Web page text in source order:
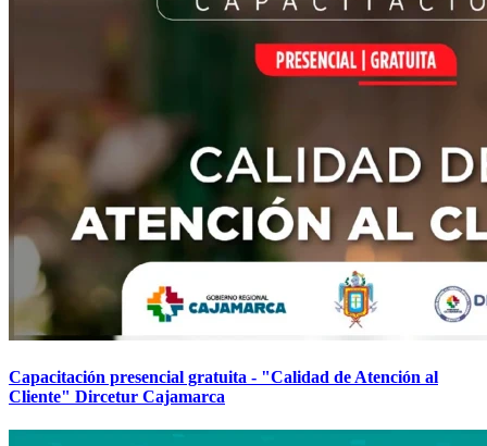
Capacitación presencial gratuita - "Calidad de Atención al
Cliente" Dircetur Cajamarca